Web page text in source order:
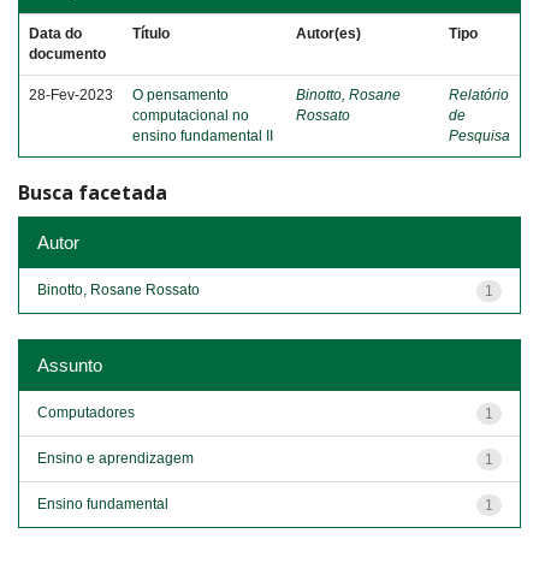
Data do
documento
Título Autor(es) Tipo
28-Fev-2023
O pensamento
computacional no
ensino fundamental II
Binotto, Rosane
Rossato
Relatório
de
Pesquisa
Busca facetada
Autor
1
Binotto, Rosane Rossato
Assunto
1
Computadores
1
Ensino e aprendizagem
1
Ensino fundamental